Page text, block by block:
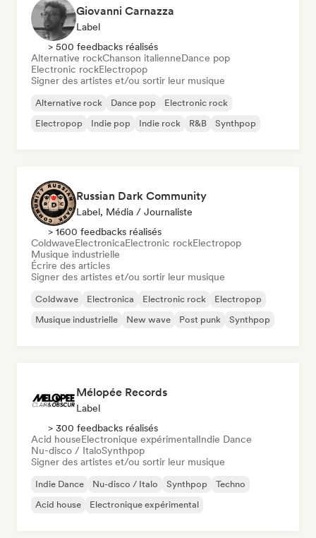
Giovanni Carnazza
Label
> 500 feedbacks réalisés
Alternative rockChanson italienneDance pop
Electronic rockElectropop
Signer des artistes et/ou sortir leur musique
Alternative rock Dance pop
Electronic rock
Electropop
Indie pop Indie rock R&B Synthpop
Russian Dark Community
Label, Média / Journaliste
> 1600 feedbacks réalisés
ColdwaveElectronicaElectronic rockElectropop
Musique industrielle
Écrire des articles
Signer des artistes et/ou sortir leur musique
Coldwave Electronica Electronic rock
Electropop
Musique industrielle
New wave Post punk Synthpop
Mélopée Records
Label
> 300 feedbacks réalisés
Acid houseElectronique expérimentalIndie Dance
Nu-disco / ItaloSynthpop
Signer des artistes et/ou sortir leur musique
Indie Dance Nu-disco / Italo Synthpop
Techno
Acid house
Electronique expérimental